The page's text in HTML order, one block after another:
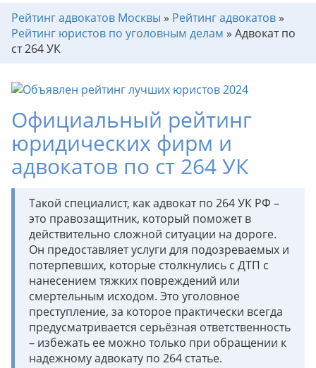
Рейтинг адвокатов Москвы » Рейтинг адвокатов»
Рейтинг юристов по уголовным делам » Адвокат по
ст 264 УК
Официальный рейтинг
юридических фирм и
адвокатов по ст 264 УК
Такой специалист, как адвокат по 264 УК РФ –
это правозащитник, который поможет в
действительно сложной ситуации на дороге.
Он предоставляет услуги для подозреваемых и
потерпевших, которые столкнулись с ДТП с
нанесением тяжких повреждений или
смертельным исходом. Это уголовное
преступление, за которое практически всегда
предусматривается серьёзная ответственность
– избежать ее можно только при обращении к
надежному адвокату по 264 статье.